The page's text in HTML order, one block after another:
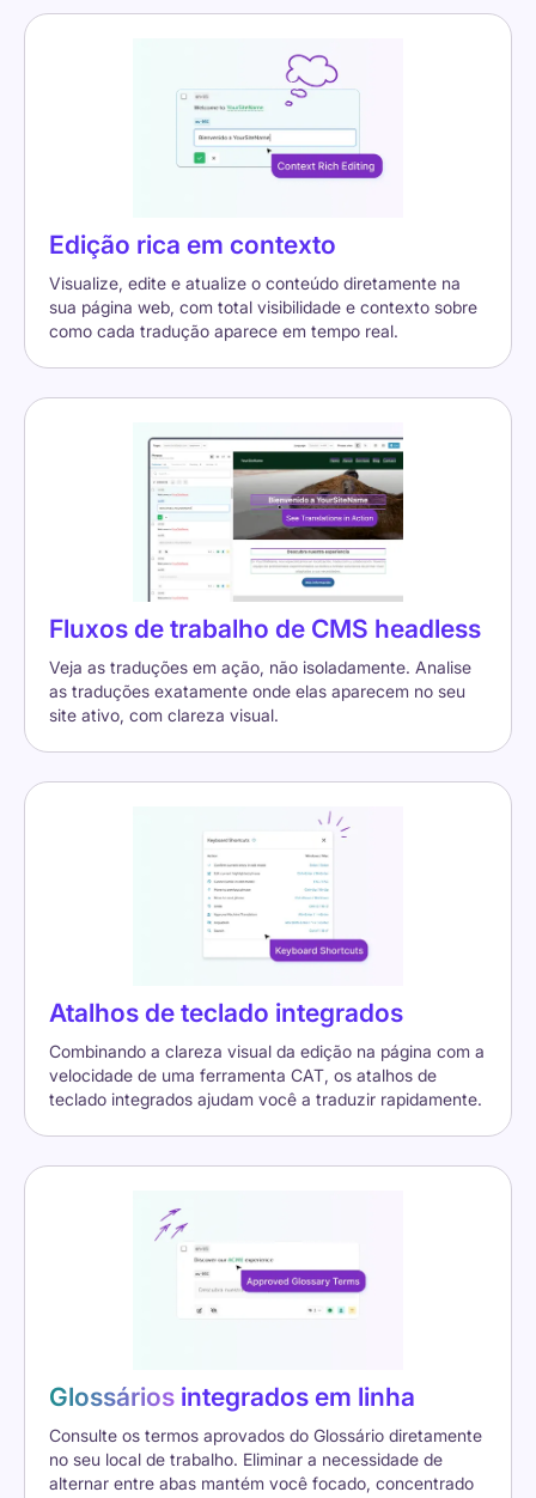
Edição rica em contexto
Visualize, edite e atualize o conteúdo diretamente na
sua página web, com total visibilidade e contexto sobre
como cada tradução aparece em tempo real.
Fluxos de trabalho de CMS headless
Veja as traduções em ação, não isoladamente. Analise
as traduções exatamente onde elas aparecem no seu
site ativo, com clareza visual.
Atalhos de teclado integrados
Combinando a clareza visual da edição na página com a
velocidade de uma ferramenta CAT, os atalhos de
teclado integrados ajudam você a traduzir rapidamente.
Glossários integrados em linha
Consulte os termos aprovados do Glossário diretamente
no seu local de trabalho. Eliminar a necessidade de
alternar entre abas mantém você focado, concentrado